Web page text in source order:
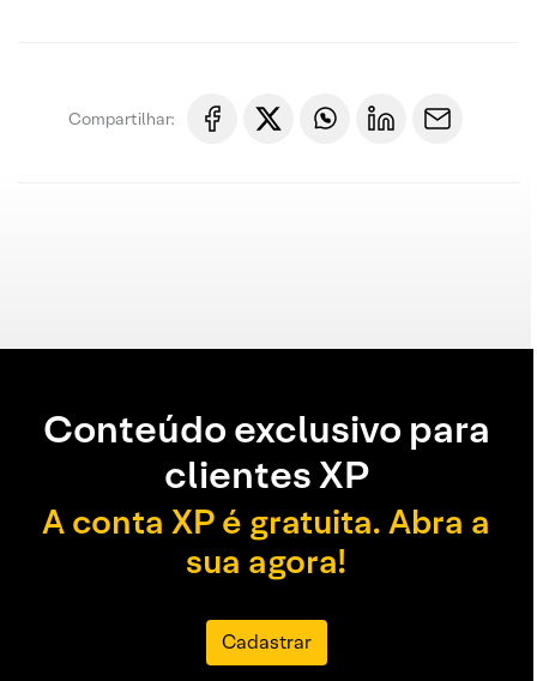
Compartilhar:
Conteúdo exclusivo para
clientes XP
A conta XP é gratuita. Abra a
sua agora!
Cadastrar